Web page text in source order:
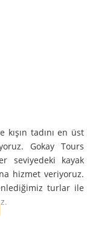
kışın tadını en üst
Gokay Tours
seviyedeki kayak
hizmet veriyoruz.
turlar ile